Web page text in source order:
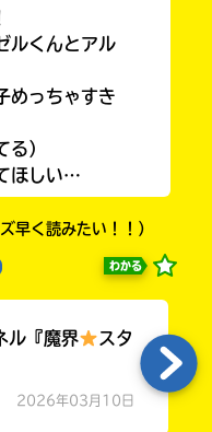
ルくんとアル
めっちゃすき
る）
ほしい…
早く読みたい！！）
わかる
ル『魔界
スタ
2026年03月10日